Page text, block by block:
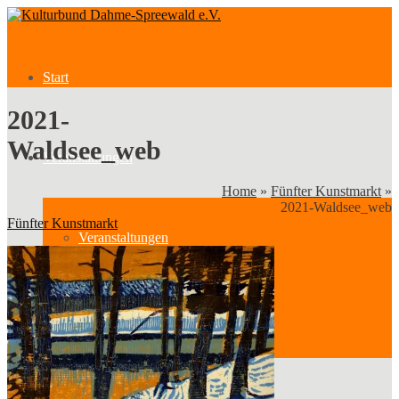
Start
Veranstaltungen
Veranstaltungen
Kategorien
2021-
Waldsee_web
Home » Fünfter Kunstmarkt »
2021-Waldsee_web
Fünfter Kunstmarkt